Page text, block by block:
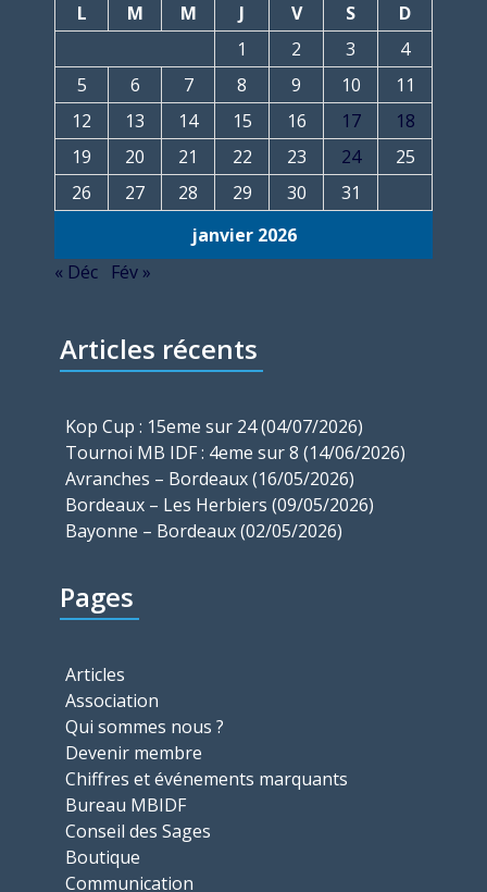
janvier 2026
L M M J V S
D
1
2 3
4
5
6 7 8 9 10
11
12
13 14 15 16 17
18
19
20 21 22 23 24
25
26
27 28 29 30 31
« Déc Fév »
Articles récents
Kop Cup : 15eme sur 24 (04/07/2026)
Tournoi MB IDF : 4eme sur 8 (14/06/2026)
Avranches – Bordeaux (16/05/2026)
Bordeaux – Les Herbiers (09/05/2026)
Bayonne – Bordeaux (02/05/2026)
Pages
Articles
Association
Qui sommes nous ?
Devenir membre
Chiffres et événements marquants
Bureau MBIDF
Conseil des Sages
Boutique
Communication